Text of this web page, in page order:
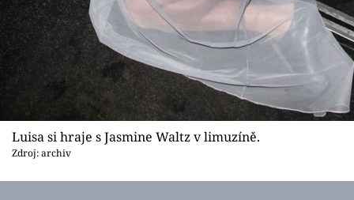
Luisa si hraje s Jasmine Waltz v limuzíně.
Zdroj: archiv